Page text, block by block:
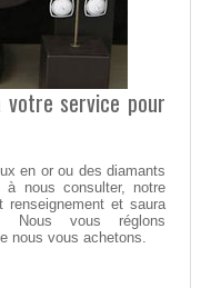
votre service pour
en or ou des diamants
à nous consulter, notre
et saura
Nous vous réglons
nous vous achetons.